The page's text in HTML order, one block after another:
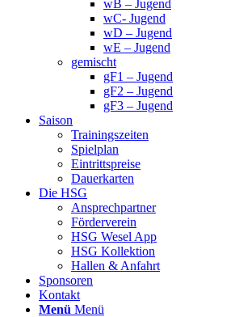
wB – Jugend
wC- Jugend
wD – Jugend
wE – Jugend
gemischt
gF1 – Jugend
gF2 – Jugend
gF3 – Jugend
Saison
Trainingszeiten
Spielplan
Eintrittspreise
Dauerkarten
Die HSG
Ansprechpartner
Förderverein
HSG Wesel App
HSG Kollektion
Hallen & Anfahrt
Sponsoren
Kontakt
Menü Menü